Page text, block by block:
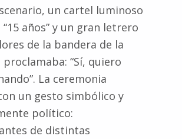
un cartel luminoso
años” y un gran letrero
de la bandera de la
“Sí, quiero
La ceremonia
un gesto simbólico y
político:
de distintas